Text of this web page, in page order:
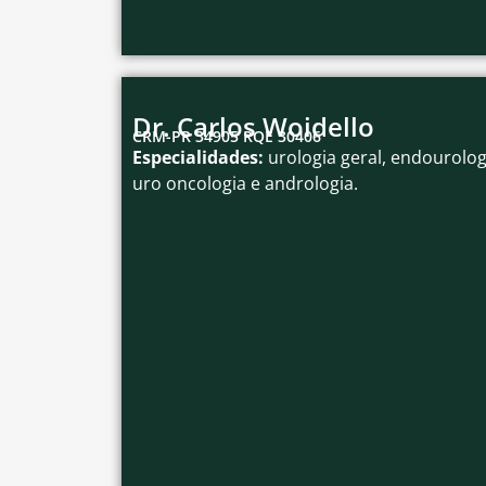
Dr. Carlos Woidello
CRM-PR 34905 RQE 30406
Especialidades: urologia geral,
uro oncologia e andrologia.